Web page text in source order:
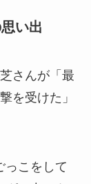
い出
さんが「最
を受けた」
っこをして